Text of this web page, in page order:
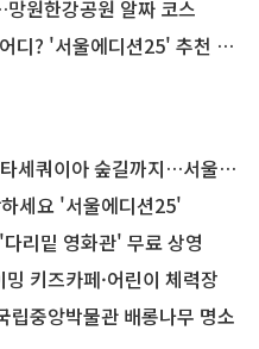
원한강공원 알짜 코스
? '서울에디션25' 추천 코스
아 숲길까지…서울둘레길 15코스
세요 '서울에디션25'
리밑 영화관' 무료 상영
키즈카페·어린이 체력장
립중앙박물관 배롱나무 명소